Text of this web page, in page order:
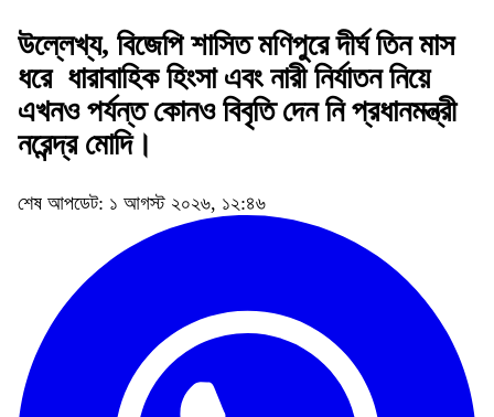
উল্লেখ্য, বিজেপি শাসিত মণিপুরে দীর্ঘ তিন মাস
ধরে ধারাবাহিক হিংসা এবং নারী নির্যাতন নিয়ে
এখনও পর্যন্ত কোনও বিবৃতি দেন নি প্রধানমন্ত্রী
নরেন্দ্র মোদি।
শেষ আপডেট: ১ আগস্ট ২০২৬, ১২:৪৬